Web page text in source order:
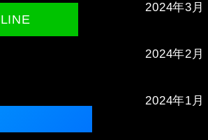
LINE
2024年3月
2024年2月
2024年1月